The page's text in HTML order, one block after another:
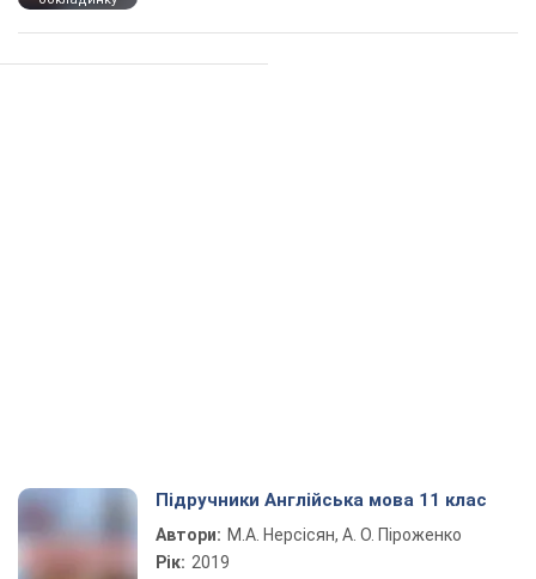
Підручники Англійська мова 11 клас
Автори: М.А. Нерсісян, А. О. Піроженко
Рік: 2019